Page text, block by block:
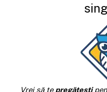
Vrei să te pregătești